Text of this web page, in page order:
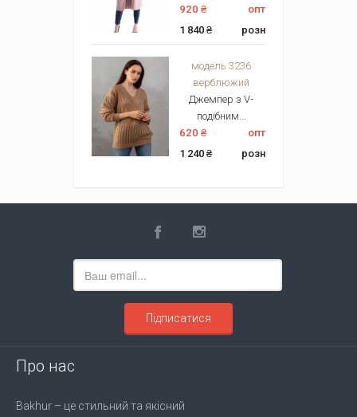
920 ₴
опт
1 840 ₴
розн
модель 3236
верблюжий
Джемпер з V-
подібним...
620 ₴
опт
1 240 ₴
розн
Підписатися
Про нас
Bakhur – це стильний та якісний